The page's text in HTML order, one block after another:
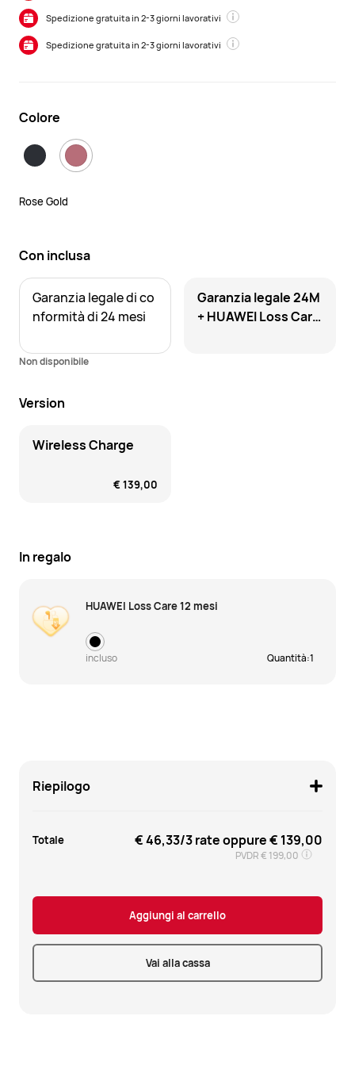
Spedizione gratuita in 2-3 giorni lavorativi
Spedizione gratuita in 2-3 giorni lavorativi
Colore
Rose Gold
Con inclusa
Garanzia legale di co
nformità di 24 mesi
Non disponibile
Garanzia legale 24M
+ HUAWEI Loss Care
Version
Wireless Charge
€ 139,00
In regalo
HUAWEI Loss Care 12 mesi
incluso Quantità:1
Riepilogo
Totale € 46,33/3 rate oppure€ 139,00
PVDR€ 199,00
Aggiungi al carrello
Vai alla cassa